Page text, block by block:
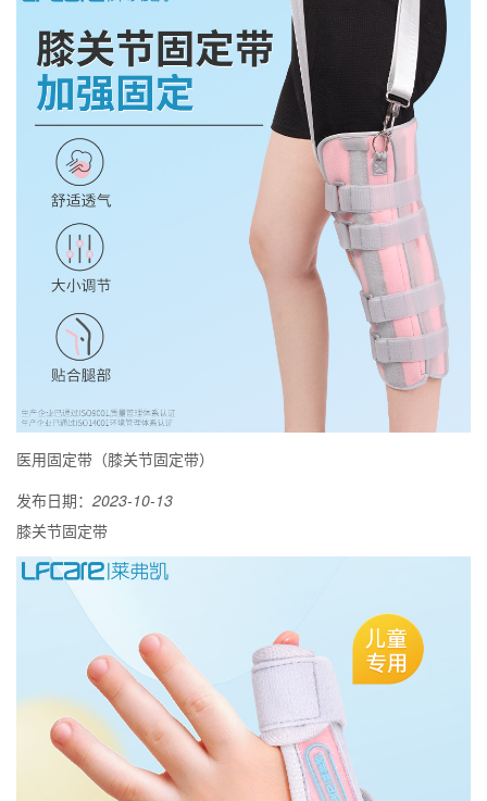
医用固定带（膝关节固定带）
发布日期： 2023-10-13
膝关节固定带